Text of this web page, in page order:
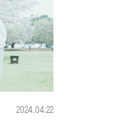
2024.04.22